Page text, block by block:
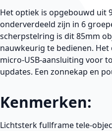
Het optiek is opgebouwd uit
onderverdeeld zijn in 6
scherpstelring is dit 85mm
nauwkeurig te bedienen.
micro-USB-aansluiting voor
updates. Een zonnekap en
Kenmerken:
Lichtsterk fullframe tele-